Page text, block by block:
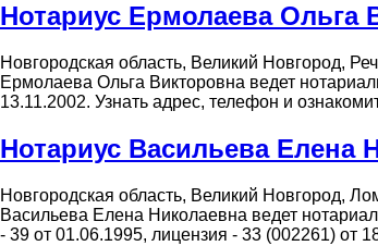
Нотариус Ермолаева Ольга
Новгородская область, Великий Новгород,
Ермолаева Ольга Викторовна ведет
13.11.2002. Узнать адрес, телефон и
Нотариус Васильева Елена
Новгородская область, Великий Новгород,
Васильева Елена Николаевна ведет
- 39 от 01.06.1995, лицензия - 33 (002261) от